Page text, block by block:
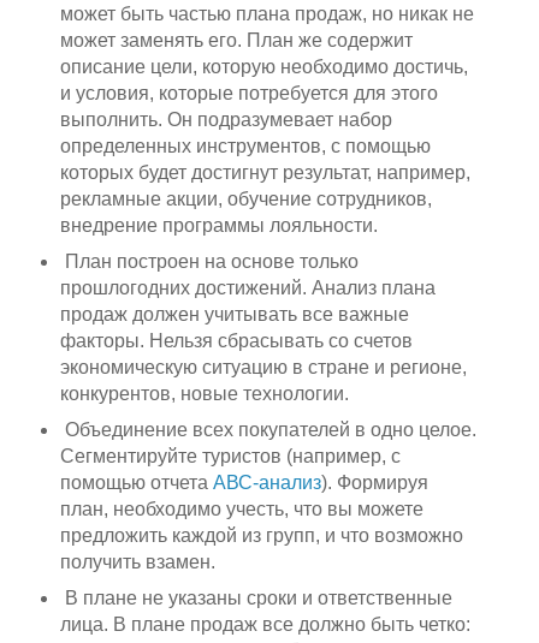
может быть частью плана продаж, но никак не
может заменять его. План же содержит
описание цели, которую необходимо достичь,
и условия, которые потребуется для этого
выполнить. Он подразумевает набор
определенных инструментов, с помощью
которых будет достигнут результат, например,
рекламные акции, обучение сотрудников,
внедрение программы лояльности.
План построен на основе только
прошлогодних достижений. Анализ плана
продаж должен учитывать все важные
факторы. Нельзя сбрасывать со счетов
экономическую ситуацию в стране и регионе,
конкурентов, новые технологии.
Объединение всех покупателей в одно целое.
Сегментируйте туристов (например, с
помощью отчета АВС-анализ). Формируя
план, необходимо учесть, что вы можете
предложить каждой из групп, и что возможно
получить взамен.
В плане не указаны сроки и ответственные
лица. В плане продаж все должно быть четко: